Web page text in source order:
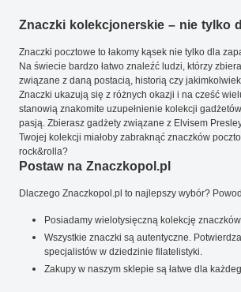
Znaczki kolekcjonerskie – nie tylko
Znaczki pocztowe to łakomy kąsek nie tylko dla
Na świecie bardzo łatwo znaleźć ludzi, którzy
związane z daną postacią, historią czy
Znaczki ukazują się z różnych okazji i na cześć
stanowią znakomite uzupełnienie kolekcji
pasją. Zbierasz gadżety związane z Elvisem
Twojej kolekcji miałoby zabraknąć znaczków
rock&rolla?
Postaw na Znaczkopol.pl
Dlaczego Znaczkopol.pl to najlepszy wybór?
Posiadamy wielotysięczną kolekcję
Wszystkie znaczki są autentyczne.
specjalistów w dziedzinie filatelistyki.
Zakupy w naszym sklepie są łatwe dla